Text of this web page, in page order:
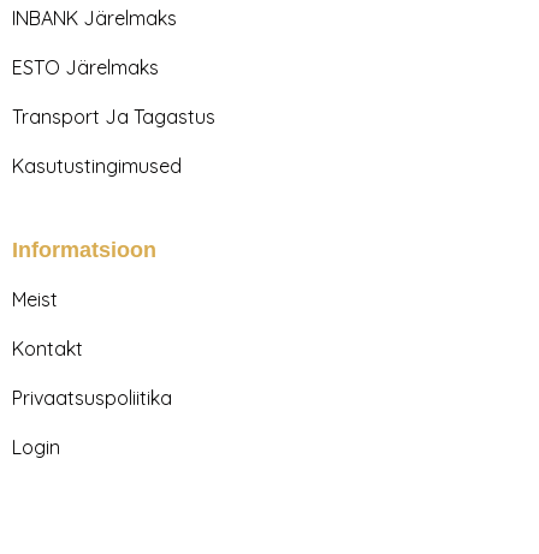
r
m
o
INBANK Järelmaks
ESTO Järelmaks
Transport Ja Tagastus
Kasutustingimused
Informatsioon
Meist
Kontakt
Privaatsuspoliitika
Login